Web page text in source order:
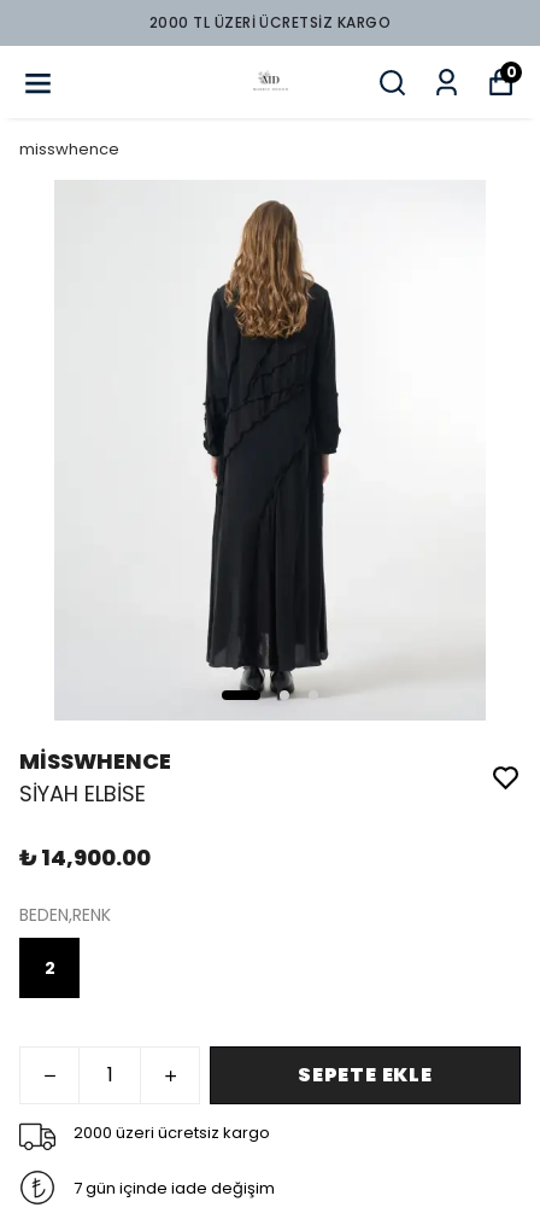
2000 TL ÜZERİ ÜCRETSİZ
0
misswhence
MİSSWHENCE
SİYAH ELBİSE
₺ 14,900.00
BEDEN,RENK
2
SEPETE EKLE
2000 üzeri ücretsiz kargo
7 gün içinde iade değişim